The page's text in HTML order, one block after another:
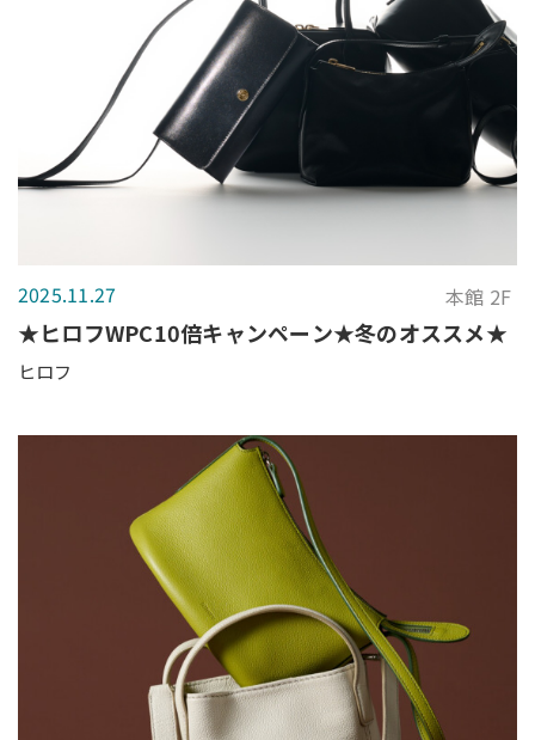
2025.11.27 本館 2F
★ヒロフWPC10倍キャンペーン★冬のオススメ★
ヒロフ